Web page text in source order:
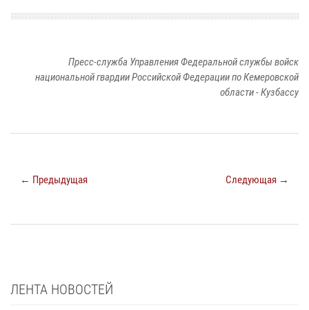
Пресс-служба Управления Федеральной службы войск
национальной гвардии Российской Федерации по Кемеровской
области - Кузбассу
← Предыдущая Следующая →
ЛЕНТА НОВОСТЕЙ